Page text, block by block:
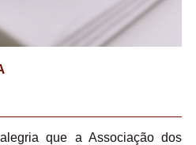
que a Associação dos